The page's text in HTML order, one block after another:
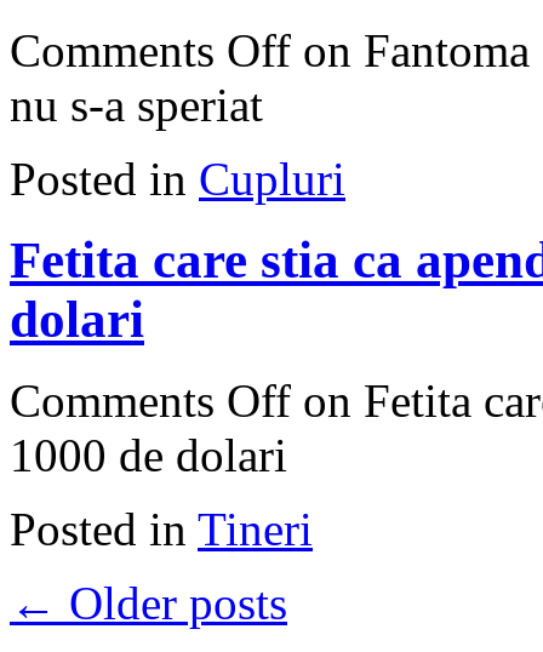
Comments Off on
nu s-a speriat
Posted in Cupluri
Fetita care stia ca
dolari
Comments Off on Fetita
1000 de dolari
Posted in Tineri
← Older posts